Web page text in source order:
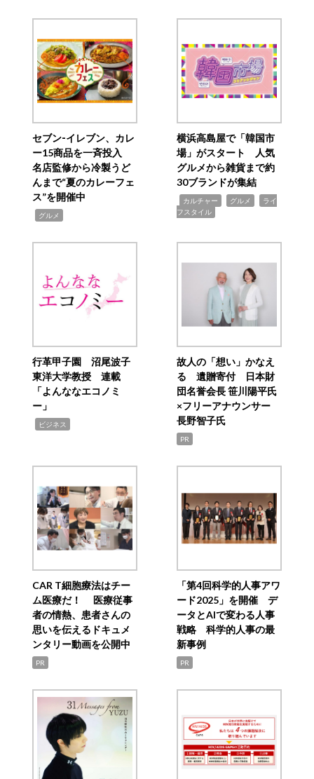
セブン‐イレブン、カレ
ー15商品を一斉投入
名店監修から冷製うど
んまで“夏のカレーフェ
ス”を開催中
グルメ
横浜高島屋で「韓国市
場」がスタート 人気
グルメから雑貨まで約
30ブランドが集結
カルチャー グルメ
ライ
フスタイル
行革甲子園 沼尾波子
東洋大学教授 連載
「よんななエコノミ
ー」
ビジネス
故人の「想い」かなえ
る 遺贈寄付 日本財
団名誉会長 笹川陽平氏
×フリーアナウンサー
長野智子氏
PR
CAR T細胞療法はチー
ム医療だ！ 医療従事
者の情熱、患者さんの
思いを伝えるドキュメ
ンタリー動画を公開中
PR
「第4回科学的人事アワ
ード2025」を開催 デ
ータとAIで変わる人事
戦略 科学的人事の最
新事例
PR